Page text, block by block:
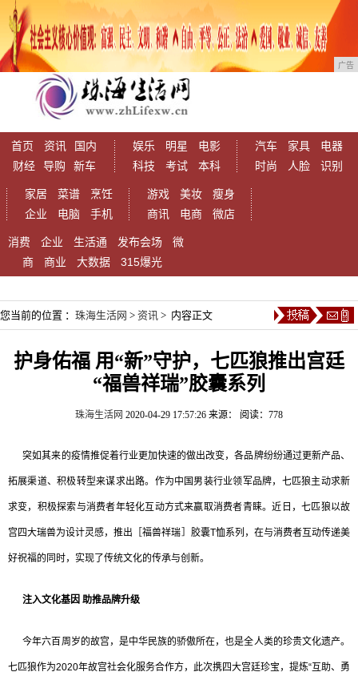
广告
首页 资讯
国内
财经
导购 新车
娱乐 明星
电影
科技
考试 本科
汽车 家具
电器
时尚
人脸 识别
家居 菜谱
烹饪
企业
电脑 手机
游戏 美妆
瘦身
商讯
电商 微店
消费 企业 生活通 发布会场
微
商
商业 大数据 315爆光
您当前的位置 ： 珠海生活网 > 资讯 > 内容正文
护身佑福 用“新”守护，七匹狼推出宫廷
“福兽祥瑞”胶囊系列
珠海生活网 2020-04-29 17:57:26 来源： 阅读：778
突如其来的疫情推促着行业更加快速的做出改变，各品牌纷纷通过更新产品、
拓展渠道、积极转型来谋求出路。作为中国男装行业领军品牌，七匹狼主动求新
求变，积极探索与消费者年轻化互动方式来赢取消费者青睐。近日，七匹狼以故
宫四大瑞兽为设计灵感，推出［福兽祥瑞］胶囊T恤系列，在与消费者互动传递美
好祝福的同时，实现了传统文化的传承与创新。
注入文化基因 助推品牌升级
今年六百周岁的故宫，是中华民族的骄傲所在，也是全人类的珍贵文化遗产。
七匹狼作为2020年故宫社会化服务合作方，此次携四大宫廷珍宝，提炼“互助、勇